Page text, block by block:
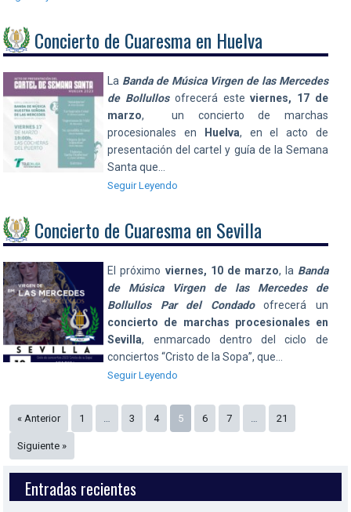
Concierto de Cuaresma en Huelva
La Banda de Música Virgen de las Mercedes
de Bollullos ofrecerá esteviernes, 17 de
marzo, un concierto de marchas
procesionales en
Huelva, en el acto de
presentación del cartel y guía de la Semana
Santa que…
Seguir Leyendo
Concierto de Cuaresma en Sevilla
El próximo viernes, 10 de marzo, la Banda
de Música Virgen de las Mercedes de
Bollullos Par del Condadoofrecerá un
concierto de marchas procesionales en
Sevilla, enmarcado dentro del ciclo de
conciertos “Cristo de la Sopa”, que…
Seguir Leyendo
« Anterior 1 … 3 4 5 6 7 … 21
Siguiente »
Entradas recientes